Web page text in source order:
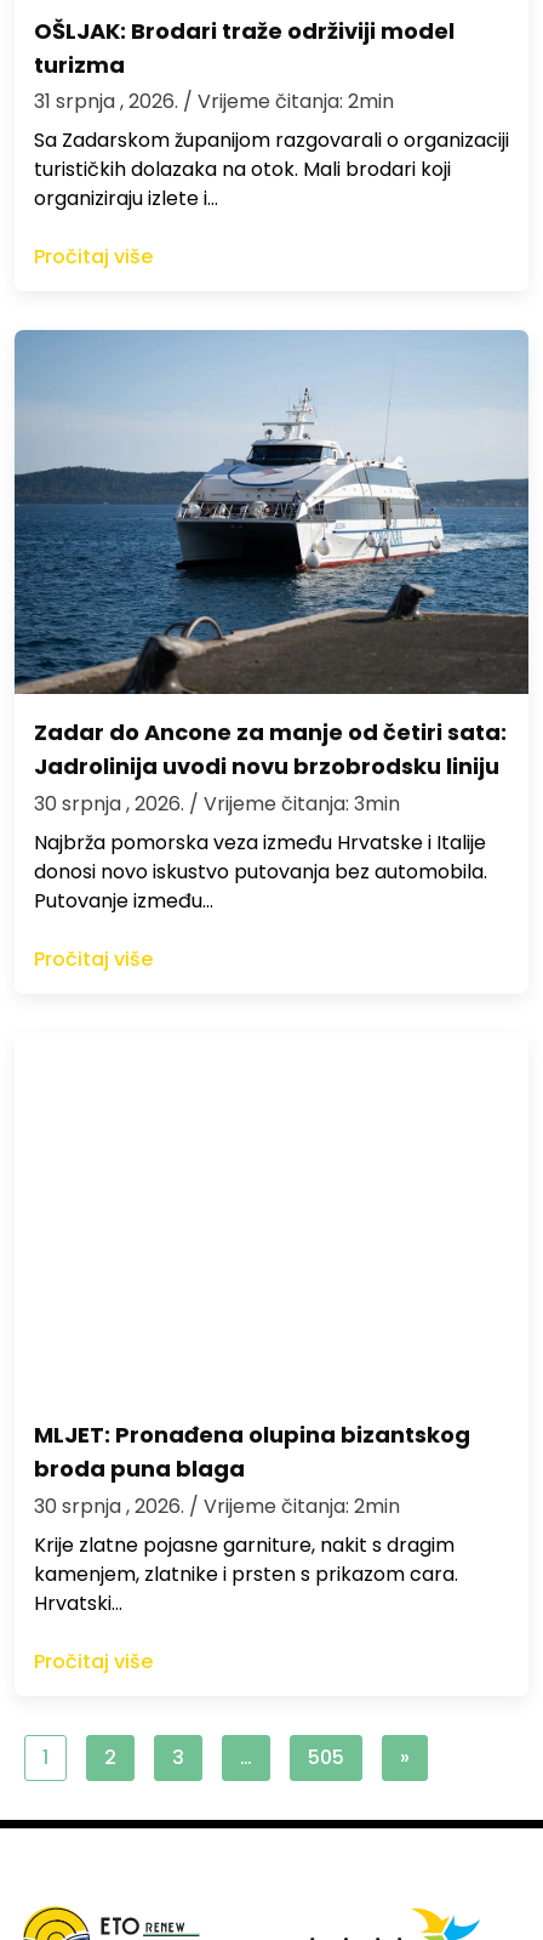
OŠLJAK: Brodari traže održiviji model
turizma
31 srpnja , 2026. / Vrijeme čitanja: 2min
Sa Zadarskom županijom razgovarali o organizaciji
turističkih dolazaka na otok. Mali brodari koji
organiziraju izlete i…
Pročitaj više
Zadar do Ancone za manje od četiri sata:
Jadrolinija uvodi novu brzobrodsku liniju
30 srpnja , 2026. / Vrijeme čitanja: 3min
Najbrža pomorska veza između Hrvatske i Italije
donosi novo iskustvo putovanja bez automobila.
Putovanje između…
Pročitaj više
MLJET: Pronađena olupina bizantskog
broda puna blaga
30 srpnja , 2026. / Vrijeme čitanja: 2min
Krije zlatne pojasne garniture, nakit s dragim
kamenjem, zlatnike i prsten s prikazom cara.
Hrvatski…
Pročitaj više
1 2 3 … 505 »